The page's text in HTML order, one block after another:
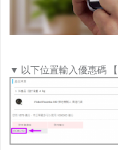
▼ 以下位置輸入優惠碼 【